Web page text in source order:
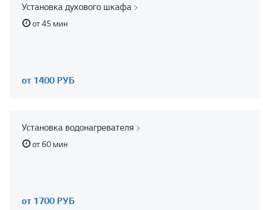
Установка духового шкафа
от 45 мин
от 1400 РУБ
Установка водонагревателя
от 60 мин
от 1700 РУБ